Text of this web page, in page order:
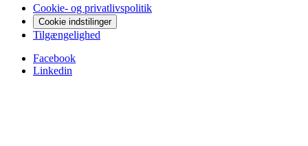
Cookie- og privatlivspolitik
Cookie indstilinger
Tilgængelighed
Facebook
Linkedin